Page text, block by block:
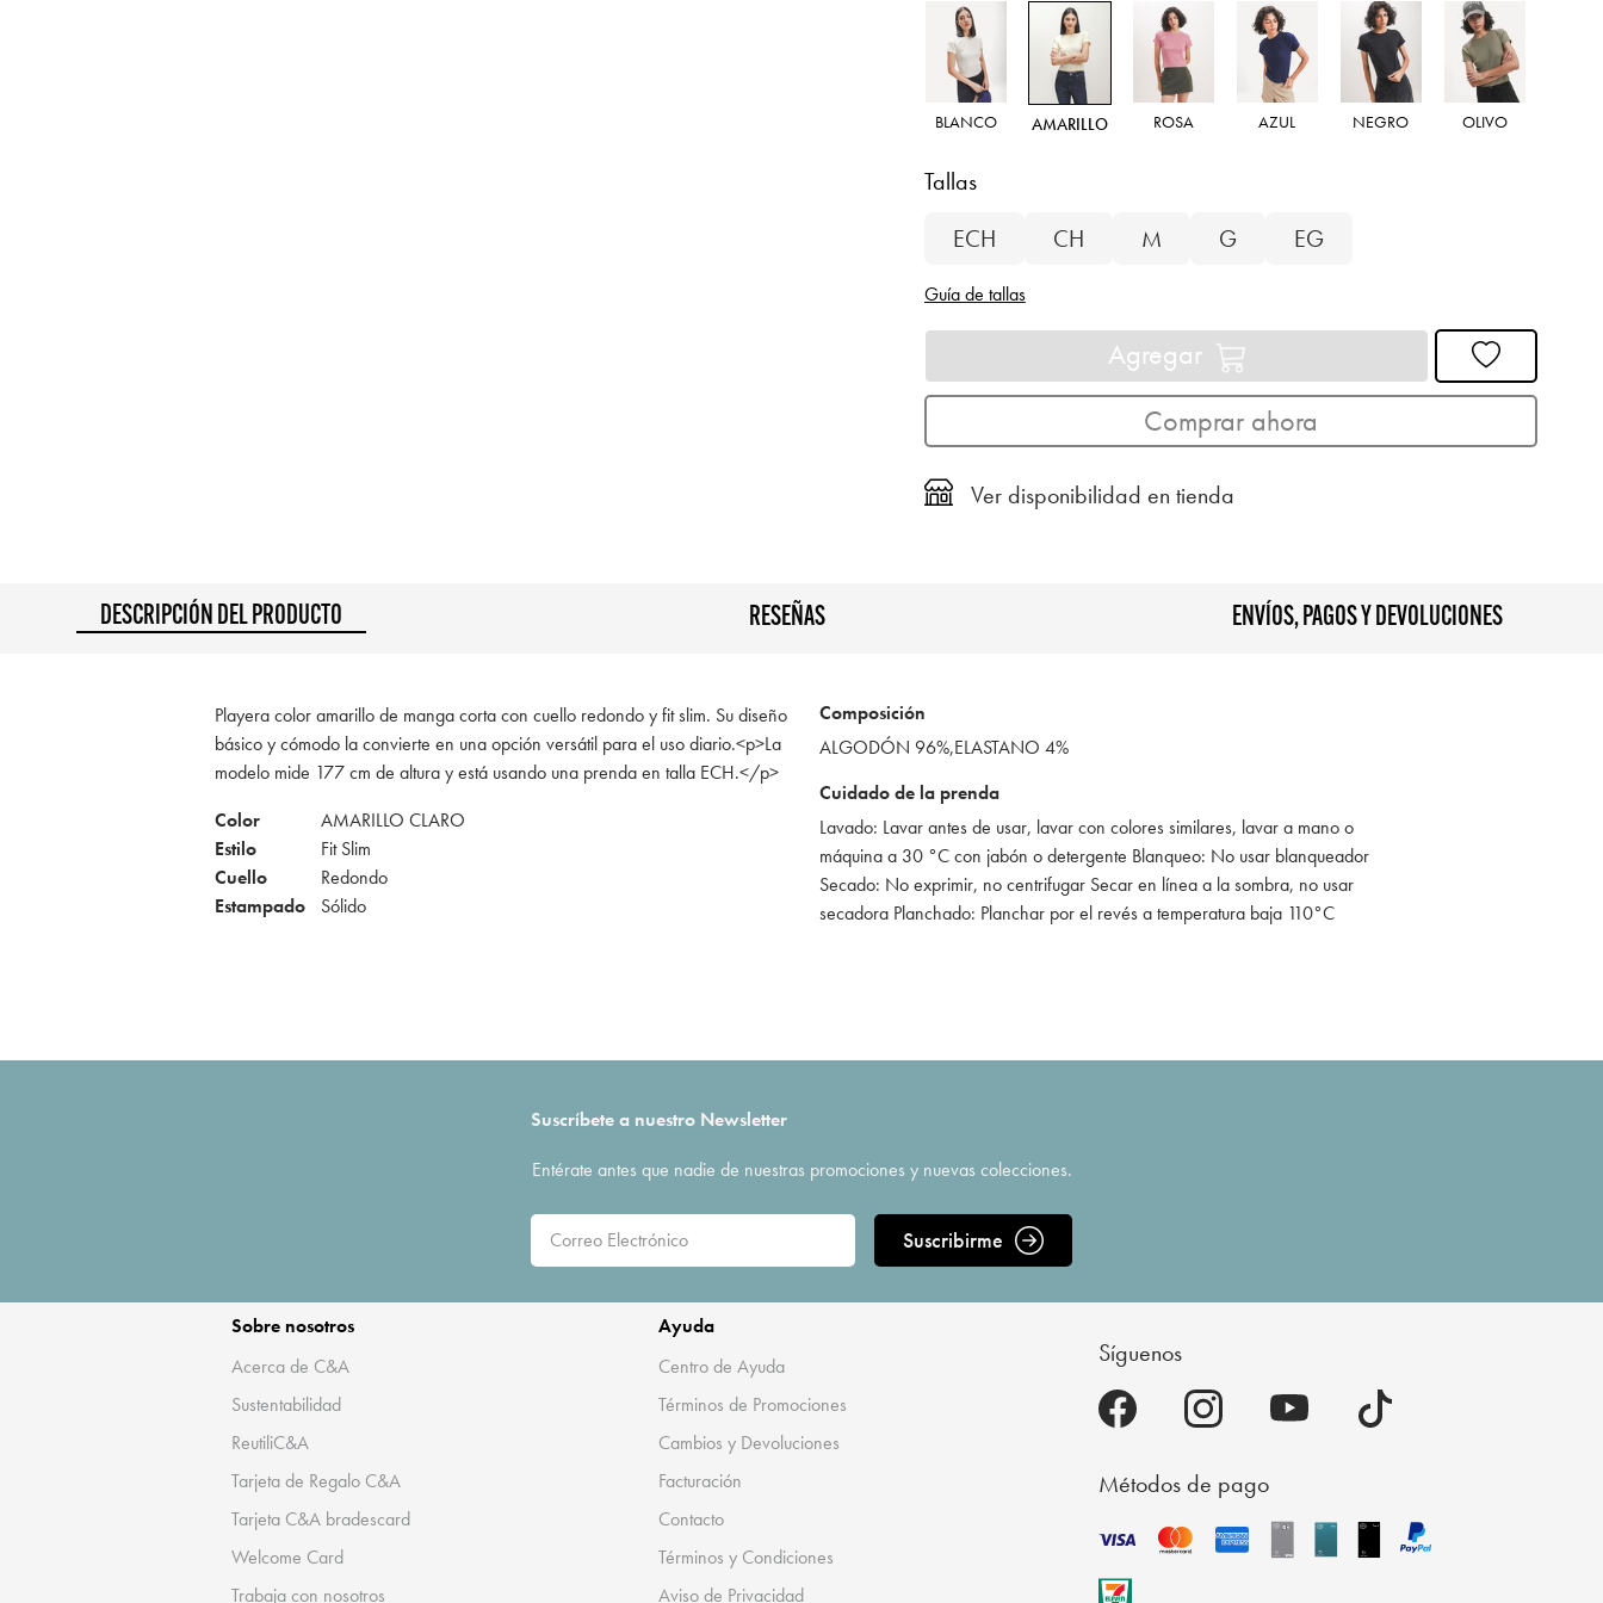
BLANCO AMARILLO ROSA AZUL NEGRO OLIVO
Tallas
ECH
CH M G EG
Guía de tallas
Agregar
Comprar ahora
Ver disponibilidad en tienda
DESCRIPCIÓN DEL PRODUCTO RESEÑAS ENVÍOS, PAGOS Y DEVOLUCIONES
Playera color amarillo de manga corta con cuello redondo y fit slim. Su diseño
básico y cómodo la convierte en una opción versátil para el uso diario.<p>La
modelo mide 177 cm de altura y está usando una prenda en talla ECH.</p>
Color
AMARILLO CLARO
Estilo
Fit Slim
Cuello
Redondo
Estampado
Sólido
Composición
ALGODÓN 96%,ELASTANO 4%
Cuidado de la prenda
Lavado: Lavar antes de usar, lavar con colores similares, lavar a mano o
máquina a 30 °C con jabón o detergente Blanqueo: No usar blanqueador
Secado: No exprimir, no centrifugar Secar en línea a la sombra, no usar
secadora Planchado: Planchar por el revés a temperatura baja 110°C
Suscríbete a nuestro Newsletter
Entérate antes que nadie de nuestras promociones y nuevas colecciones.
Suscribirme
Sobre nosotros
Acerca de C&A
Sustentabilidad
ReutiliC&A
Tarjeta de Regalo C&A
Tarjeta C&A bradescard
Welcome Card
Trabaja con nosotros
Ayuda
Centro de Ayuda
Términos de Promociones
Cambios y Devoluciones
Facturación
Contacto
Términos y Condiciones
Aviso de Privacidad
Síguenos
Métodos de pago